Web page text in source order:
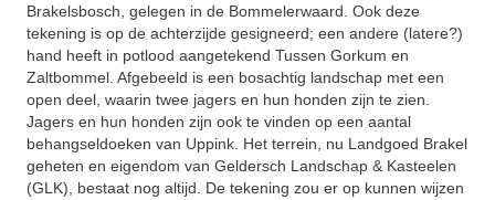
Brakelsbosch, gelegen in de Bommelerwaard. Ook deze
tekening is op de achterzijde gesigneerd; een andere (latere?)
hand heeft in potlood aangetekend Tussen Gorkum en
Zaltbommel. Afgebeeld is een bosachtig landschap met een
open deel, waarin twee jagers en hun honden zijn te zien.
Jagers en hun honden zijn ook te vinden op een aantal
behangseldoeken van Uppink. Het terrein, nu Landgoed Brakel
geheten en eigendom van Geldersch Landschap & Kasteelen
(GLK), bestaat nog altijd. De tekening zou er op kunnen wijzen